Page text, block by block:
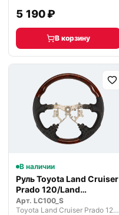
5 190 ₽
В корзину
В наличии
Руль Toyota Land Cruiser
Prado 120/Land
Cruiser100
Арт. LC100_S
Toyota Land Cruiser Prado 120 рестайлинг (2007—2009)